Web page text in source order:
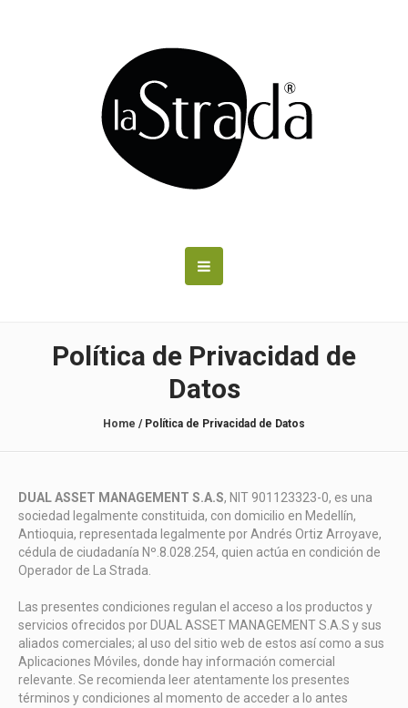
Política de Privacidad de
Datos
Home / Política de Privacidad de Datos
DUAL ASSET MANAGEMENT S.A.S, NIT 901123323-0, es una
sociedad legalmente constituida, con domicilio en Medellín,
Antioquia, representada legalmente por Andrés Ortiz Arroyave,
cédula de ciudadanía Nº.8.028.254, quien actúa en condición de
Operador de La Strada.
Las presentes condiciones regulan el acceso a los productos y
servicios ofrecidos por DUAL ASSET MANAGEMENT S.A.S y sus
aliados comerciales; al uso del sitio web de estos así como a sus
Aplicaciones Móviles, donde hay información comercial
relevante. Se recomienda leer atentamente los presentes
términos y condiciones al momento de acceder a lo antes